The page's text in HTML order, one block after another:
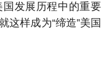
发展历程中的重要
这样成为“缔造”美国